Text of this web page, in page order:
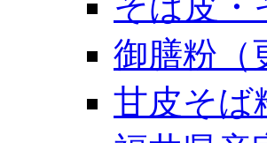
御膳粉（
甘皮そば